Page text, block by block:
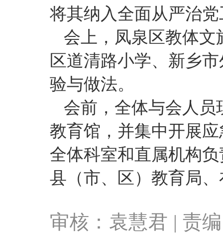
将其纳入全面从严治
会上，凤泉区教体
区道清路小学、新乡
验与做法。
会前，全体与会人
教育馆，并集中开展
全体科室和直属机构
县（市、区）教育局
审核：袁慧君 | 责